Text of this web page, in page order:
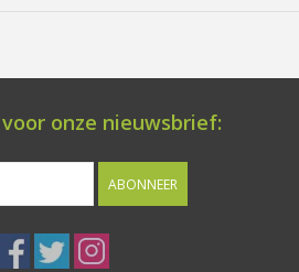
onze nieuwsbrief:
ABONNEER